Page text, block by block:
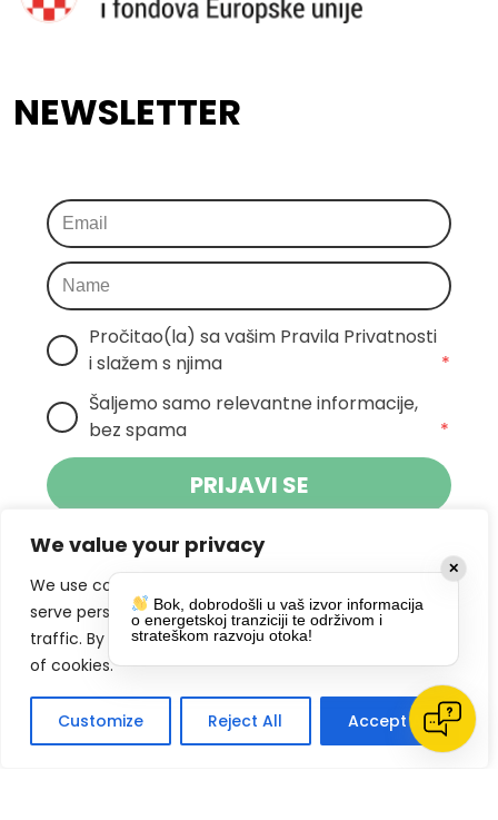
We value your privacy
We use cookies to enhance your browsing experience,
serve personalized ads or content, and analyze our
traffic. By clicking "Accept All", you consent to our use
of cookies.
Customize Reject All Accept All
NEWSLETTER
Pročitao(la) sa vašim Pravila Privatnosti
i slažem s njima
*
Šaljemo samo relevantne informacije,
bez spama
*
PRIJAVI SE
Klikom na gumb dajete suglasnost za
primanje novosti Pokreta Otoka te se
slažete spolitikom privatnosti.
DRUŠTVENE MREŽE
✕
Bok, dobrodošli u vaš izvor informacija
o energetskoj tranziciji te održivom i
strateškom razvoju otoka!